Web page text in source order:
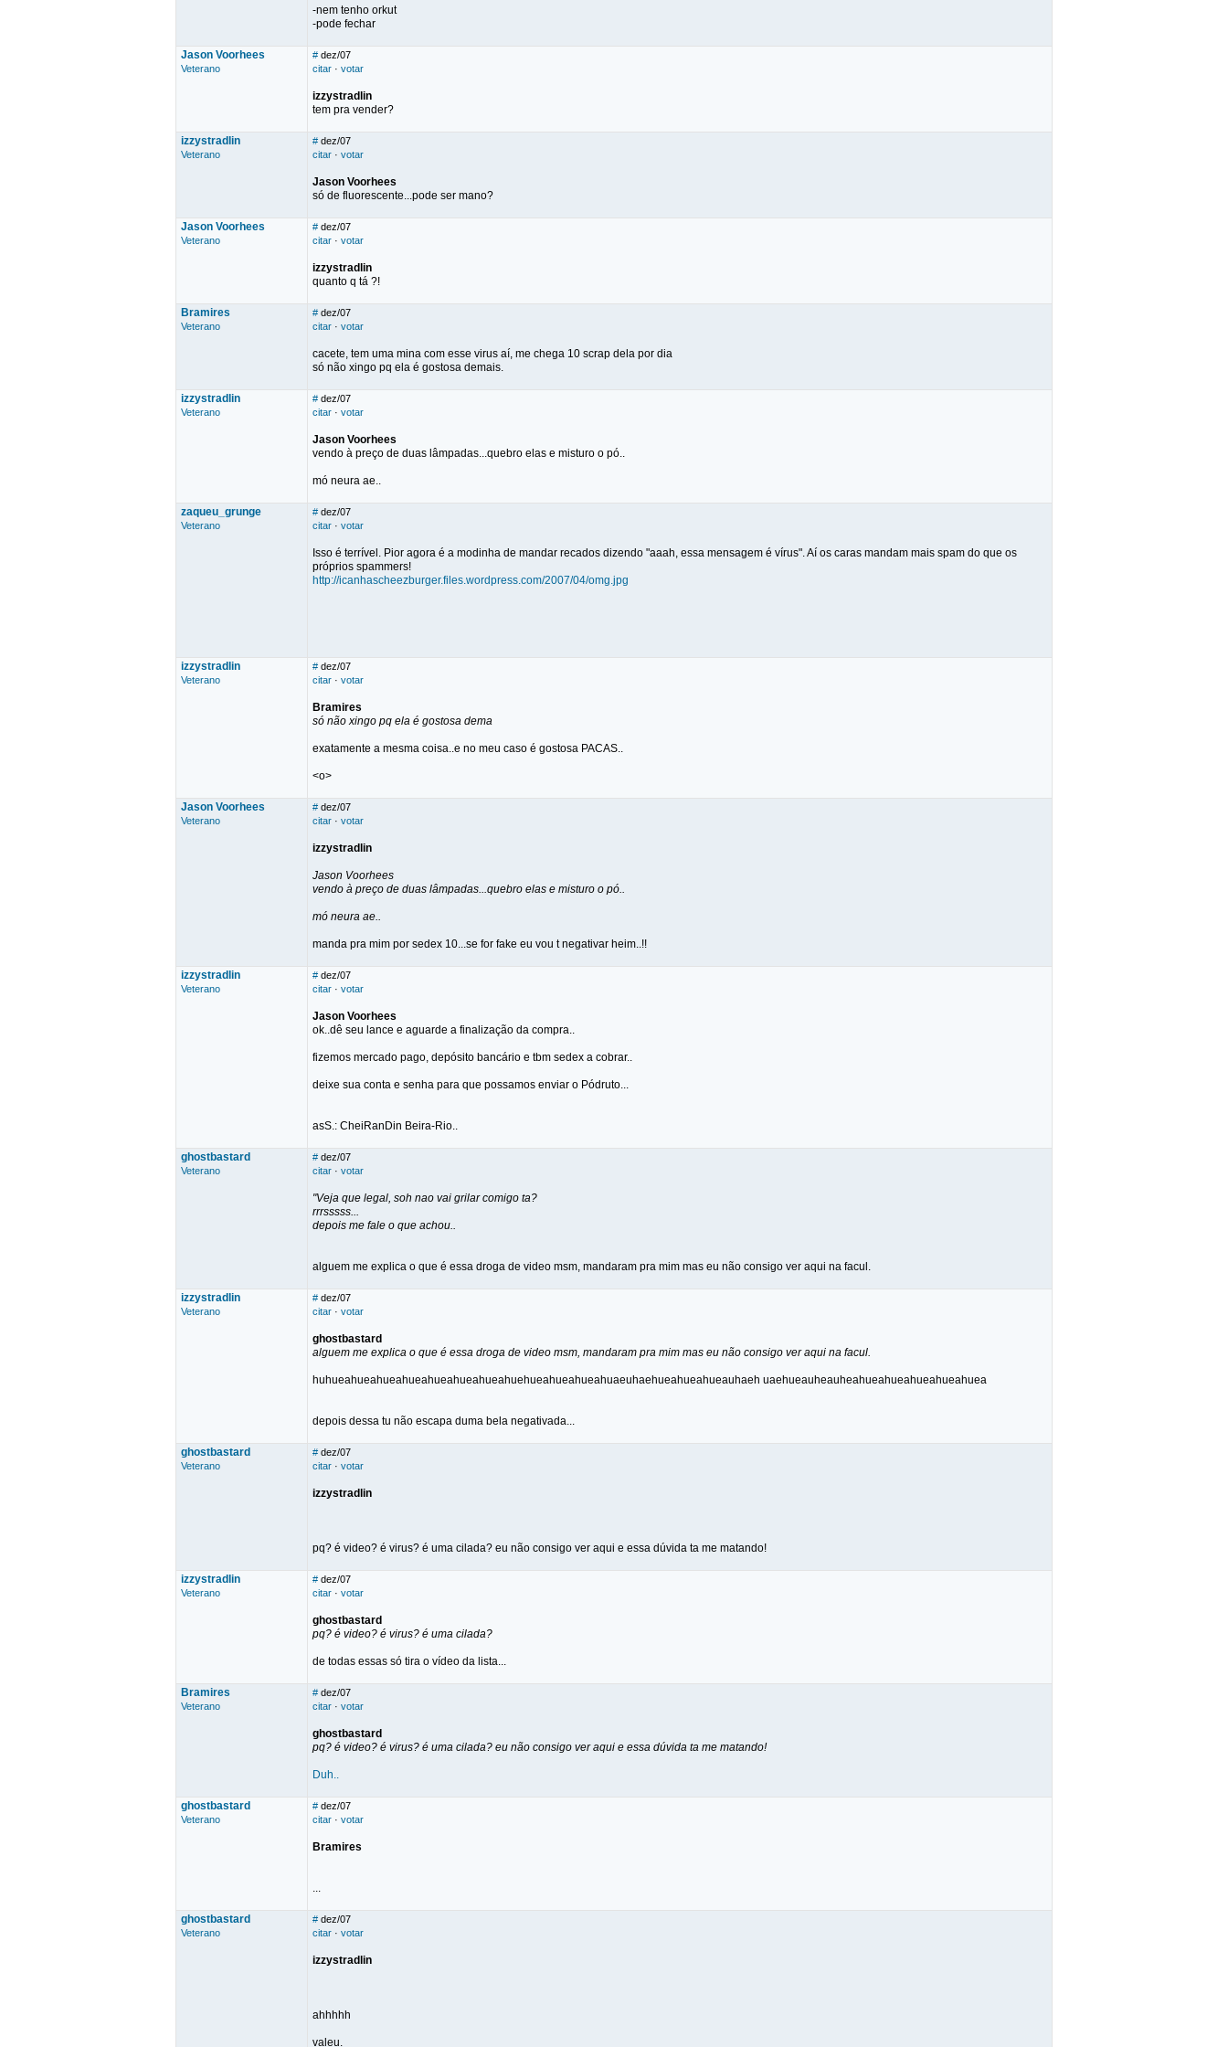
-nem tenho orkut
-pode fechar
Jason Voorhees
Veterano
# dez/07
citar · votar
izzystradlin
tem pra vender?
izzystradlin
Veterano
# dez/07
citar · votar
Jason Voorhees
só de fluorescente...pode ser mano?
Jason Voorhees
Veterano
# dez/07
citar · votar
izzystradlin
quanto q tá ?!
Bramires
Veterano
# dez/07
citar · votar
cacete, tem uma mina com esse virus aí, me chega 10 scrap dela por dia
só não xingo pq ela é gostosa demais.
izzystradlin
Veterano
# dez/07
citar · votar
Jason Voorhees
vendo à preço de duas lâmpadas...quebro elas e misturo o pó..
mó neura ae..
zaqueu_grunge
Veterano
# dez/07
citar · votar
Isso é terrível. Pior agora é a modinha de mandar recados dizendo "aaah, essa mensagem é vírus". Aí os caras mandam mais spam do que os
próprios spammers!
http://icanhascheezburger.files.wordpress.com/2007/04/omg.jpg
izzystradlin
Veterano
# dez/07
citar · votar
Bramires
só não xingo pq ela é gostosa dema
exatamente a mesma coisa..e no meu caso é gostosa PACAS..
<o>
Jason Voorhees
Veterano
# dez/07
citar · votar
izzystradlin
Jason Voorhees
vendo à preço de duas lâmpadas...quebro elas e misturo o pó..
mó neura ae..
manda pra mim por sedex 10...se for fake eu vou t negativar heim..!!
izzystradlin
Veterano
# dez/07
citar · votar
Jason Voorhees
ok..dê seu lance e aguarde a finalização da compra..
fizemos mercado pago, depósito bancário e tbm sedex a cobrar..
deixe sua conta e senha para que possamos enviar o Pódruto...
asS.: CheiRanDin Beira-Rio..
ghostbastard
Veterano
# dez/07
citar · votar
"Veja que legal, soh nao vai grilar comigo ta?
rrrsssss...
depois me fale o que achou..
alguem me explica o que é essa droga de video msm, mandaram pra mim mas eu não consigo ver aqui na facul.
izzystradlin
Veterano
# dez/07
citar · votar
ghostbastard
alguem me explica o que é essa droga de video msm, mandaram pra mim mas eu não consigo ver aqui na facul.
huhueahueahueahueahueahueahueahuehueahueahueahuaeuhaehueahueahueauhaeh uaehueauheauheahueahueahueahueahuea
depois dessa tu não escapa duma bela negativada...
ghostbastard
Veterano
# dez/07
citar · votar
izzystradlin
pq? é video? é virus? é uma cilada? eu não consigo ver aqui e essa dúvida ta me matando!
izzystradlin
Veterano
# dez/07
citar · votar
ghostbastard
pq? é video? é virus? é uma cilada?
de todas essas só tira o vídeo da lista...
Bramires
Veterano
# dez/07
citar · votar
ghostbastard
pq? é video? é virus? é uma cilada? eu não consigo ver aqui e essa dúvida ta me matando!
Duh..
ghostbastard
Veterano
# dez/07
citar · votar
Bramires
...
ghostbastard
Veterano
# dez/07
citar · votar
izzystradlin
ahhhhh
valeu.